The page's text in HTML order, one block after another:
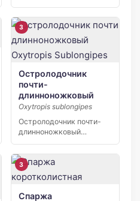
«Кивач» в […]
3
Остролодочник
почти-
длинноножковый
Oxytropis sublongipes
Остролодочник почти-
длинноножковый
узколокальный эндемик
Якутии,…
3
Спаржа